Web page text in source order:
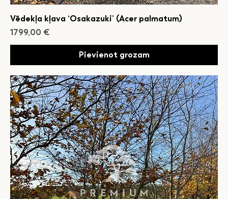
Vēdekļa kļava ‘Osakazuki’ (Acer palmatum)
Cena
1799,00 €
Pievienot grozam